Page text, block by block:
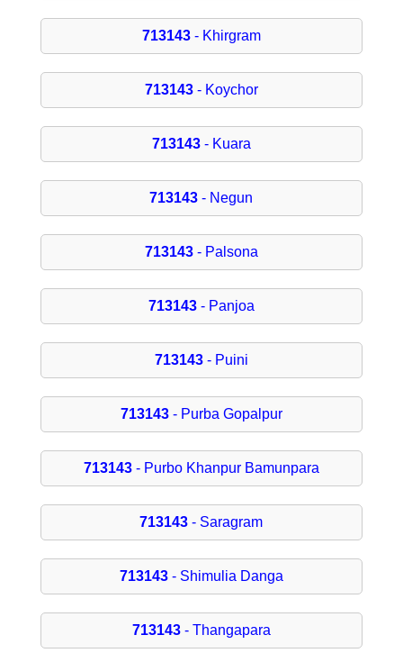
713143- Khirgram
713143- Koychor
713143- Kuara
713143 - Negun
713143- Palsona
713143- Panjoa
713143- Puini
713143- Purba Gopalpur
713143- Purbo Khanpur Bamunpara
713143 - Saragram
713143- Shimulia Danga
713143- Thangapara